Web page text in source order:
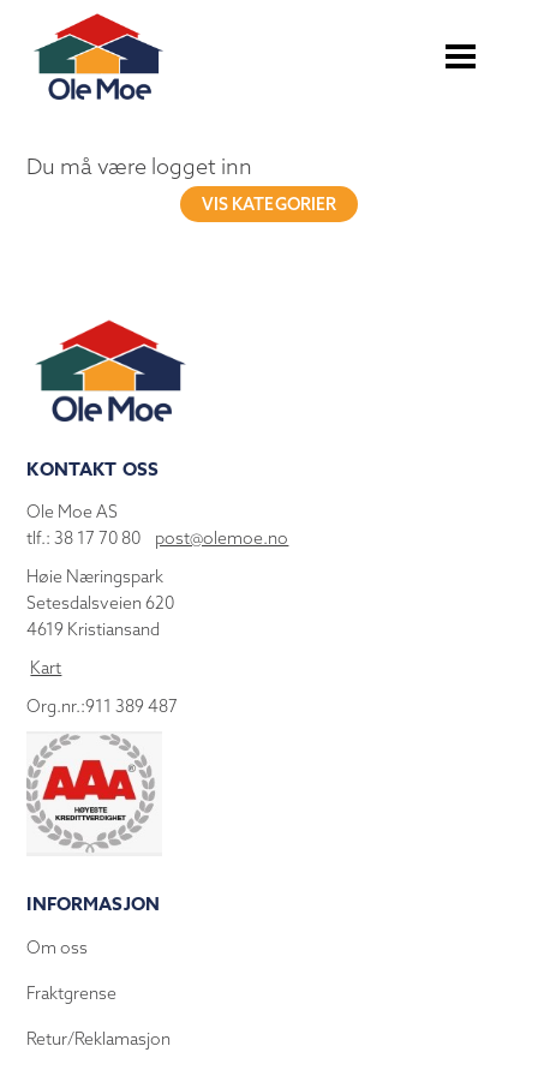
Du må være logget inn
VIS KATEGORIER
KONTAKT OSS
Ole Moe AS
tlf.: 38 17 70 80 post@olemoe.no
Høie Næringspark
Setesdalsveien 620
4619 Kristiansand
Kart
Org.nr.:911 389 487
INFORMASJON
Om oss
Fraktgrense
Retur/Reklamasjon